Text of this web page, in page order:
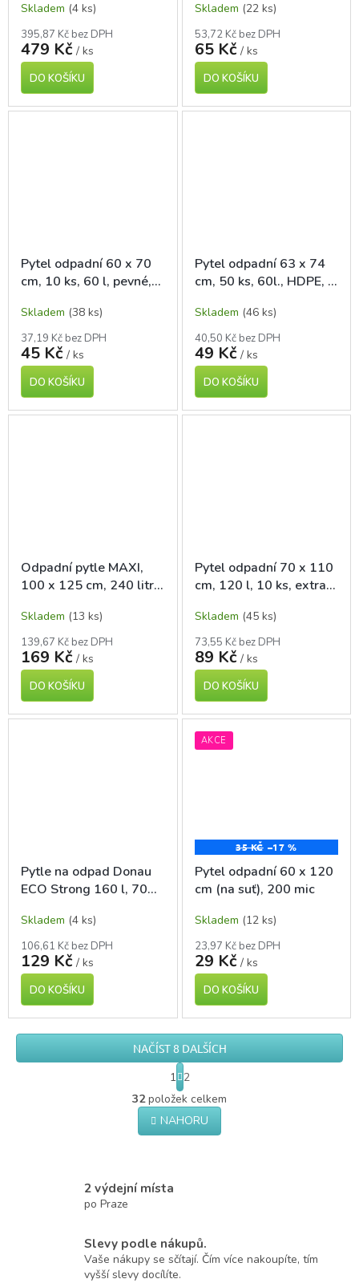
Skladem (4 ks)
395,87 Kč bez DPH
479 Kč / ks
DO KOŠÍKU
Skladem (22 ks)
53,72 Kč bez DPH
65 Kč / ks
DO KOŠÍKU
Pytel odpadní 60 x 70
cm, 10 ks, 60 l, pevné,
Skladem (38 ks)
37,19 Kč bez DPH
45 Kč / ks
DO KOŠÍKU
Pytel odpadní 63 x 74
cm, 50 ks, 60l., HDPE, v
Skladem (46 ks)
40,50 Kč bez DPH
49 Kč / ks
DO KOŠÍKU
Odpadní pytle MAXI,
100 x 125 cm, 240 litrů,
Skladem (13 ks)
139,67 Kč bez DPH
169 Kč / ks
DO KOŠÍKU
Pytel odpadní 70 x 110
cm, 120 l, 10 ks, extra
Skladem (45 ks)
73,55 Kč bez DPH
89 Kč / ks
DO KOŠÍKU
Pytle na odpad Donau
ECO Strong 160 l, 70
Skladem (4 ks)
106,61 Kč bez DPH
129 Kč / ks
DO KOŠÍKU
AKCE
35 KČ –17 %
Pytel odpadní 60 x 120
cm (na suť), 200 mic
Skladem (12 ks)
23,97 Kč bez DPH
29 Kč / ks
DO KOŠÍKU
O
v
l
á
v
k
y
NAČÍST 8 DALŠÍCH
S
t
r
á
n
k
1 2
32položek celkem
NAHORU
2 výdejní místa
po Praze
Slevy podle nákupů.
Vaše nákupy se sčítají. Čím více nakoupíte, tím
vyšší slevy docílíte.